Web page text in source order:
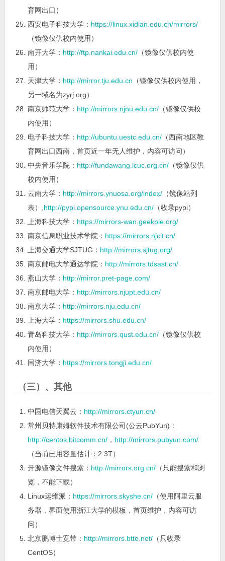
育网出口）
西安电子科技大学： https://linux.xidian.edu.cn/mirrors/
（镜像仅供校内使用）
南开大学： http://ftp.nankai.edu.cn/（镜像仅供校内使
用）
天津大学： http://mirror.tju.edu.cn （镜像仅供校内使用，
另一域名为zyrj.org）
南京师范大学： http://mirrors.njnu.edu.cn/（镜像仅供校
内使用）
电子科技大学： http://ubuntu.uestc.edu.cn/（西南地区教
育网出口西南，首页近一年无人维护，内容可访问）
中央音乐学院： http://fundawang.lcuc.org.cn/（镜像仅供
校内使用）
云南大学： http://mirrors.ynuosa.org/index/（镜像站列
表）, http://pypi.opensource.ynu.edu.cn/（收录pypi）
上海科技大学： https://mirrors-wan.geekpie.org/
南京信息职业技术学院： https://mirrors.njcit.cn/
上海交通大学SJTUG： http://mirrors.sjtug.org/
南京邮电大学通达学院： http://mirrors.tdsast.cn/
燕山大学： http://mirror.pret-page.com/
南京邮电大学： http://mirrors.njupt.edu.cn/
南京大学： http://mirrors.nju.edu.cn/
上海大学： https://mirrors.shu.edu.cn/
青岛科技大学： http://mirrors.qust.edu.cn/（镜像仅供校
内使用）
同济大学： https://mirrors.tongji.edu.cn/
（三）、其他
中国电信天翼云： http://mirrors.ctyun.cn/
常州贝特康姆软件技术有限公司(公云PubYun)：
http://centos.bitcomm.cn/， http://mirrors.pubyun.com/
（当前已用容量估计：2.3T）
开源镜像文件搜索： http://mirrors.org.cn/（只能搜索和浏
览，不能下载）
Linux运维派： https://mirrors.skyshe.cn/（使用阿里云服
务器，界面使用浙江大学的模板，首页维护，内容可访
问）
北京鹏博士宽带： http://mirrors.btte.net/（只收录
CentOS）